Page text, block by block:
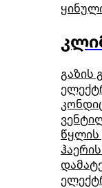
გაზის
წყლის